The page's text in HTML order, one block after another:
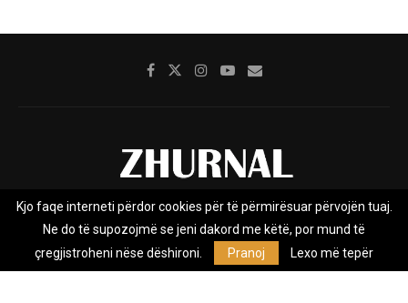
Rreth nesh Impresumi Marketing
Kontakt
Privacy Policy
Zhurnal.mk është Agjenci e Lajmeve e pavarur, e themeluar në vitin
Kjo faqe interneti përdor cookies për të përmirësuar përvojën tuaj.
Ne do të supozojmë se jeni dakord me këtë, por mund të
çregjistroheni nëse dëshironi.
Pranoj Lexo më tepër